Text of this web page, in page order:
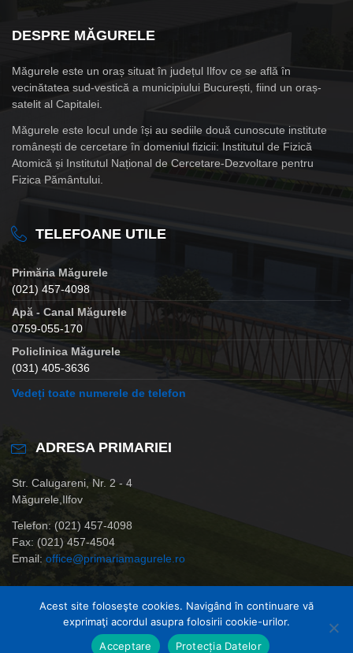
DESPRE MĂGURELE
Măgurele este un oraș situat în județul Ilfov ce se află în
vecinătatea sud-vestică a municipiului București, fiind un oraș-
satelit al Capitalei.
Măgurele este locul unde își au sediile două cunoscute institute
românești de cercetare în domeniul fizicii: Institutul de Fizică
Atomică și Institutul Național de Cercetare-Dezvoltare pentru
Fizica Pământului.
TELEFOANE UTILE
Primăria Măgurele
(021) 457-4098
Apă - Canal Măgurele
0759-055-170
Policlinica Măgurele
(031) 405-3636
Vedeți toate numerele de telefon
ADRESA PRIMARIEI
Str. Calugareni, Nr. 2 - 4
Măgurele,Ilfov
Telefon: (021) 457-4098
Fax: (021) 457-4504
Email: office@primariamagurele.ro
© Primaria Orasului Magurele,Ilfov
Acest site foloseşte cookies. Navigând în continuare vă
exprimaţi acordul asupra folosirii cookie-urilor.
Acceptare
Protecția Datelor